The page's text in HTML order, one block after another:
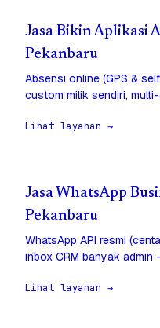
Jasa Bikin Aplikasi
Pekanbaru
Absensi online (GPS &
custom milik sendiri,
Lihat layanan →
Jasa WhatsApp
Pekanbaru
WhatsApp API resmi
inbox CRM banyak admin
Lihat layanan →